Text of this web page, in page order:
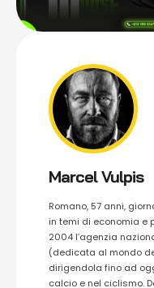
Marcel Vulpis
Romano, 57 anni,
in temi di economia e
2004 l’agenzia
(dedicata al mondo
dirigendola fino ad
calcio e nel ciclismo.